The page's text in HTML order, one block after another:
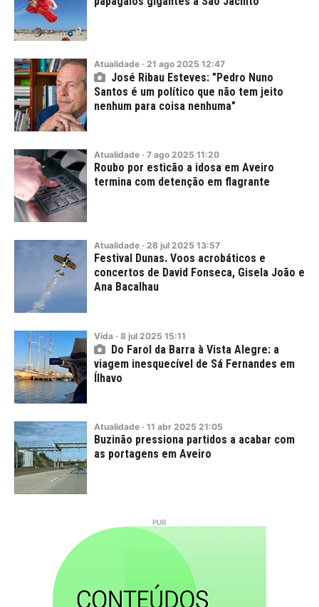
Atualidade · 21 ago 2025 12:47
José Ribau Esteves: "Pedro Nuno
Santos é um político que não tem jeito
nenhum para coisa nenhuma"
Atualidade · 7 ago 2025 11:20
Roubo por esticão a idosa em Aveiro
termina com detenção em flagrante
Atualidade · 28 jul 2025 13:57
Festival Dunas. Voos acrobáticos e
concertos de David Fonseca, Gisela João e
Ana Bacalhau
Vida · 8 jul 2025 15:11
Do Farol da Barra à Vista Alegre: a
viagem inesquecível de Sá Fernandes em
Ílhavo
Atualidade · 11 abr 2025 21:05
Buzinão pressiona partidos a acabar com
as portagens em Aveiro